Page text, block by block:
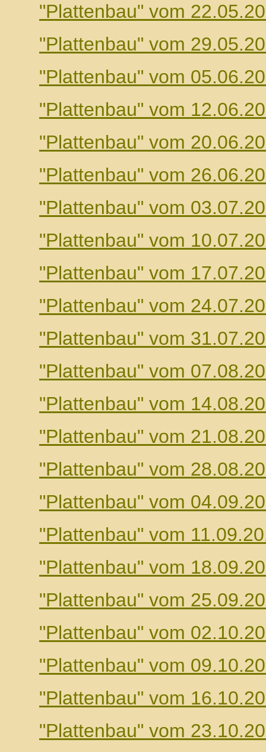
"Plattenbau" vom
"Plattenbau" vom
"Plattenbau" vom
"Plattenbau" vom
"Plattenbau" vom
"Plattenbau" vom
"Plattenbau" vom
"Plattenbau" vom
"Plattenbau" vom
"Plattenbau" vom
"Plattenbau" vom
"Plattenbau" vom
"Plattenbau" vom
"Plattenbau" vom
"Plattenbau" vom
"Plattenbau" vom
"Plattenbau" vom
"Plattenbau" vom
"Plattenbau" vom
"Plattenbau" vom
"Plattenbau" vom
"Plattenbau" vom
"Plattenbau" vom